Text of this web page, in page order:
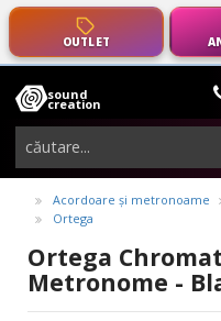
OUTLET
sound
creation
instrumente
muzicale,
echipamente
pro-
audio
Acordoare și metronoame
Ortega
Ortega
Metronome -